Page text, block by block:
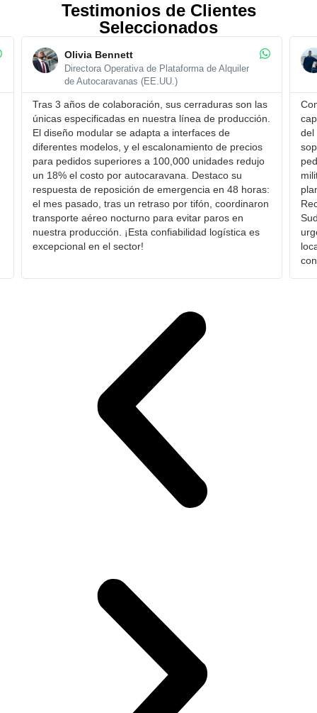
Testimonios de Clientes
Seleccionados
Olivia Bennett
Directora Operativa de Plataforma de Alquiler
de Autocaravanas (EE.UU.)
Tras 3 años de colaboración, sus cerraduras son ​las
únicas especificadas en nuestra línea de producción.
El ​diseño modular se adapta a interfaces de
diferentes modelos, y el ​escalonamiento de precios
para pedidos superiores a 100,000 unidades redujo
un 18% el costo por autocaravana. Destaco su ​
respuesta de reposición de emergencia en 48 horas:
el mes pasado, tras un retraso por tifón, coordinaron
transporte aéreo nocturno para evitar paros en
nuestra producción. ¡Esta confiabilidad logística es
excepcional en el sector!
del